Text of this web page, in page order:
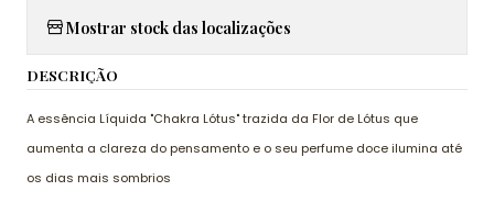
Mostrar stock das localizações
DESCRIÇÃO
A essência Líquida "Chakra Lótus" trazida da Flor de Lótus que
aumenta a clareza do pensamento e o seu perfume doce ilumina até
os dias mais sombrios